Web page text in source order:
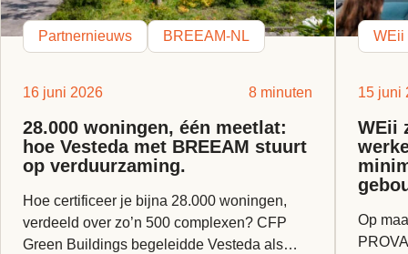
Partnernieuws BREEAM-NL
16 juni 2026 8 minuten
28.000 woningen, één meetlat:
hoe Vesteda met BREEAM stuurt
op verduurzaming.
Hoe certificeer je bijna 28.000 woningen,
verdeeld over zo’n 500 complexen? CFP
Green Buildings begeleidde Vesteda als
WEii
15 juni
WEii
Op